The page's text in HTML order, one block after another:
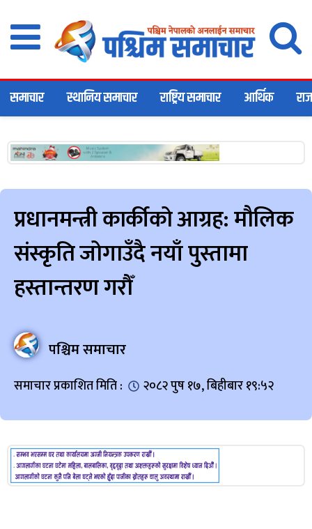
समाचार स्थानिय समाचार राष्ट्रिय समाचार आर्थिक
प्रधानमन्त्री कार्कीको आग्रह: मौलिक
संस्कृति जोगाउँदै नयाँ पुस्तामा
हस्तान्तरण गरौँ
पश्चिम समाचार
समाचार प्रकाशित मिति : २०८२ पुष १७, बिहीबार १९:५२